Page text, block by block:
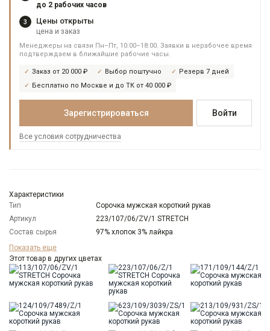
до 2 рабочих часов
3 Цены открыты
цена и заказ
Менеджеры на связи Пн–Пт, 10:00–18:00. Заявки в нерабочее время
подтверждаем в ближайшие рабочие часы.
Заказ от 20 000 ₽ Выбор поштучно
Резерв 7 дней
Бесплатно по Москве и до ТК от 40 000 ₽
Зарегистрироваться Войти
Все условия сотрудничества
Характеристики
Тип
Сорочка мужская короткий рукав
Артикул
223/107/06/ZV/1 STRETCH
Состав сырья
97% хлопок 3% лайкра
Бренд
Модель
Зауженная с вытачками
Цвет
Синий
Отделка
Сорочки: внутренняя стойка воротника из
ткани компаньона
Ворот
Французский маленький
Карман
отсутствует
Показать еще
Этот товар в других цветах